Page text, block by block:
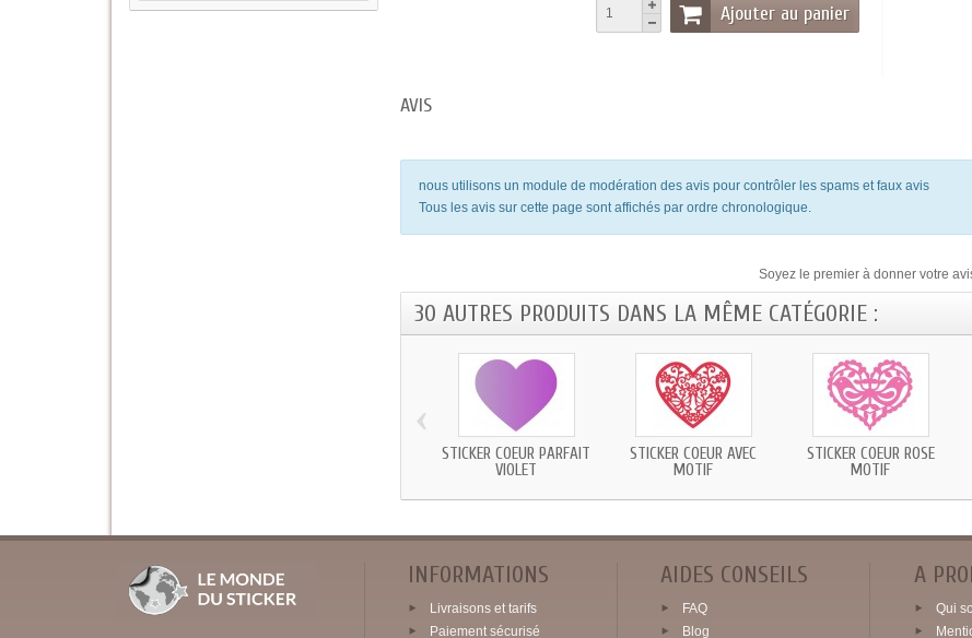
Ajouter au panier
AVIS
nous utilisons un module de modération des avis pour contrôler les spams et faux avis
Tous les avis sur cette page sont affichés par ordre chronologique.
Soyez le premier à donner votre
30 AUTRES PRODUITS DANS LA MÊME CATÉGORIE :
STICKER COEUR PARFAIT
VIOLET
STICKER COEUR AVEC
MOTIF
STICKER COEUR ROSE
MOTIF
‹
INFORMATIONS
Livraisons et tarifs
Paiement sécurisé
AIDES CONSEILS
FAQ
Blog
A
Qui